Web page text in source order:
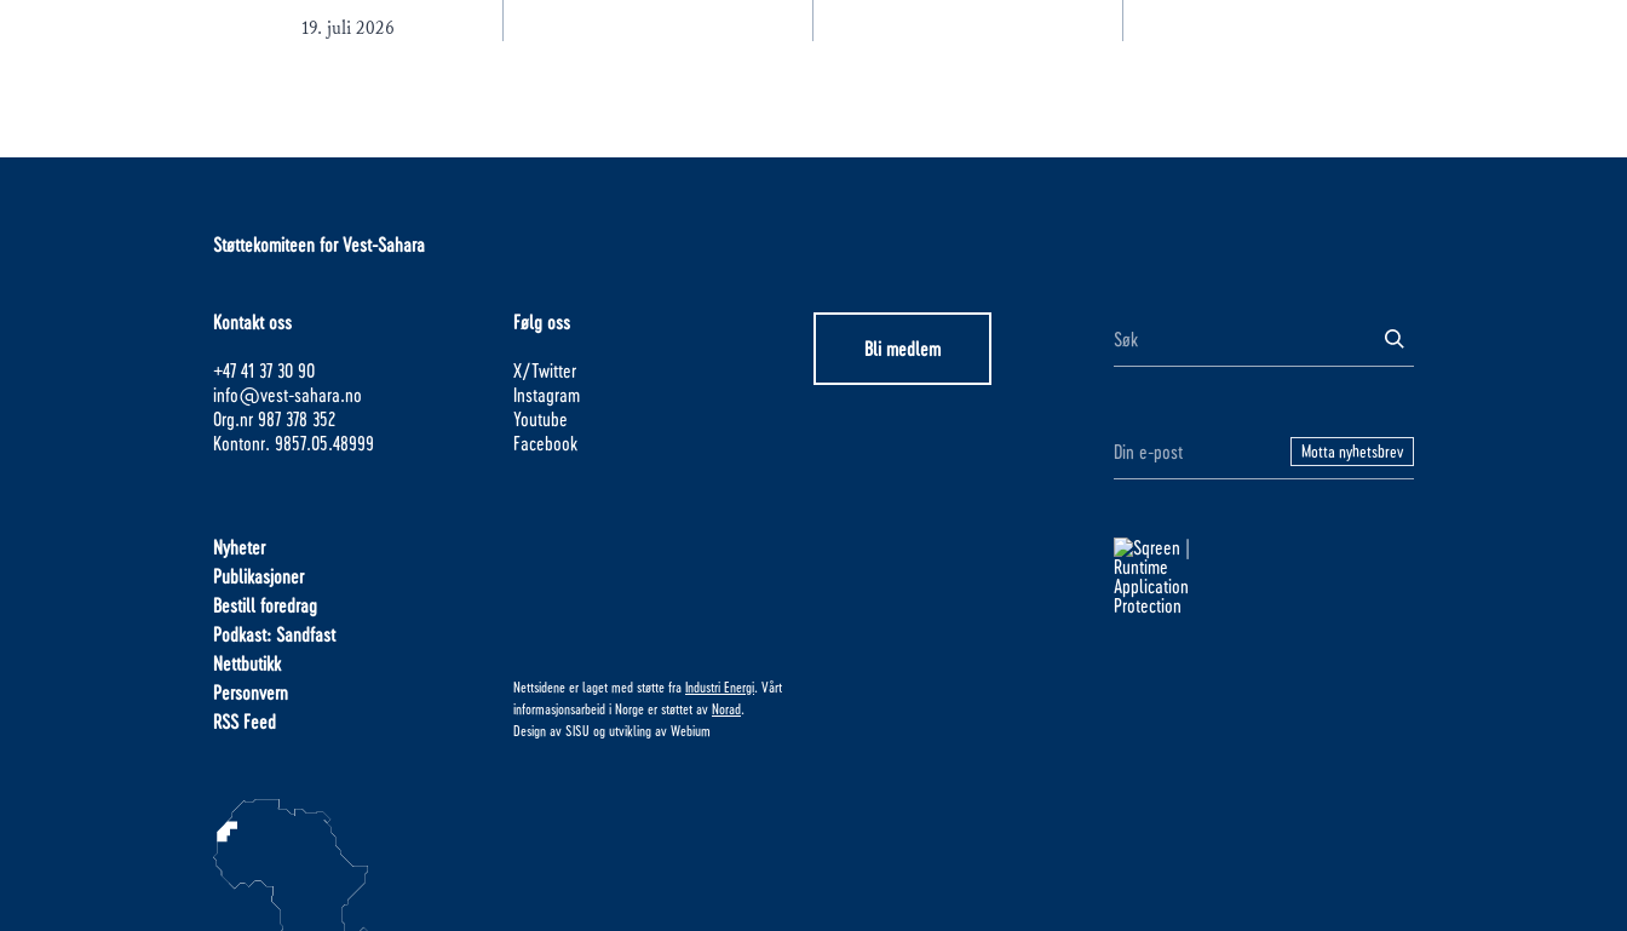
19. juli 2026
Støttekomiteen for Vest-Sahara
Kontakt oss
+47 41 37 30 90
info@vest-sahara.no
Org.nr 987 378 352
Kontonr. 9857.05.48999
Følg oss
X/Twitter
Instagram
Youtube
Facebook
Bli medlem
Motta nyhetsbrev
Nyheter
Publikasjoner
Bestill foredrag
Podkast: Sandfast
Nettbutikk
Personvern
RSS Feed
Nettsidene er laget med støtte fra Industri Energi. Vårt
informasjonsarbeid i Norge er støttet av Norad.
Design av SISU og utvikling av Webium